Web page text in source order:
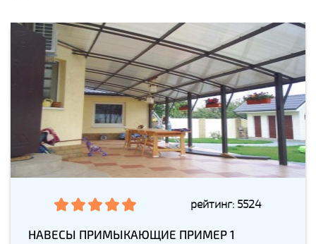
рейтинг: 5524
НАВЕСЫ ПРИМЫКАЮЩИЕ ПРИМЕР 1